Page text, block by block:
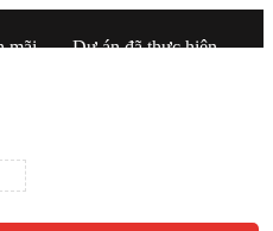
mãi
Dự án đã thực hiện